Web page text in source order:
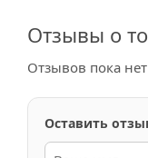
Отзывы о
Отзывов пока
Оставить